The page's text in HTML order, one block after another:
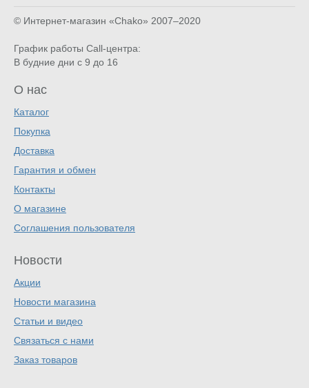
© Интернет-магазин «Chako» 2007–2020
График работы Call-центра:
В будние дни с 9 до 16
О нас
Каталог
Покупка
Доставка
Гарантия и обмен
Контакты
О магазине
Соглашения пользователя
Новости
Акции
Новости магазина
Статьи и видео
Связаться с нами
Заказ товаров